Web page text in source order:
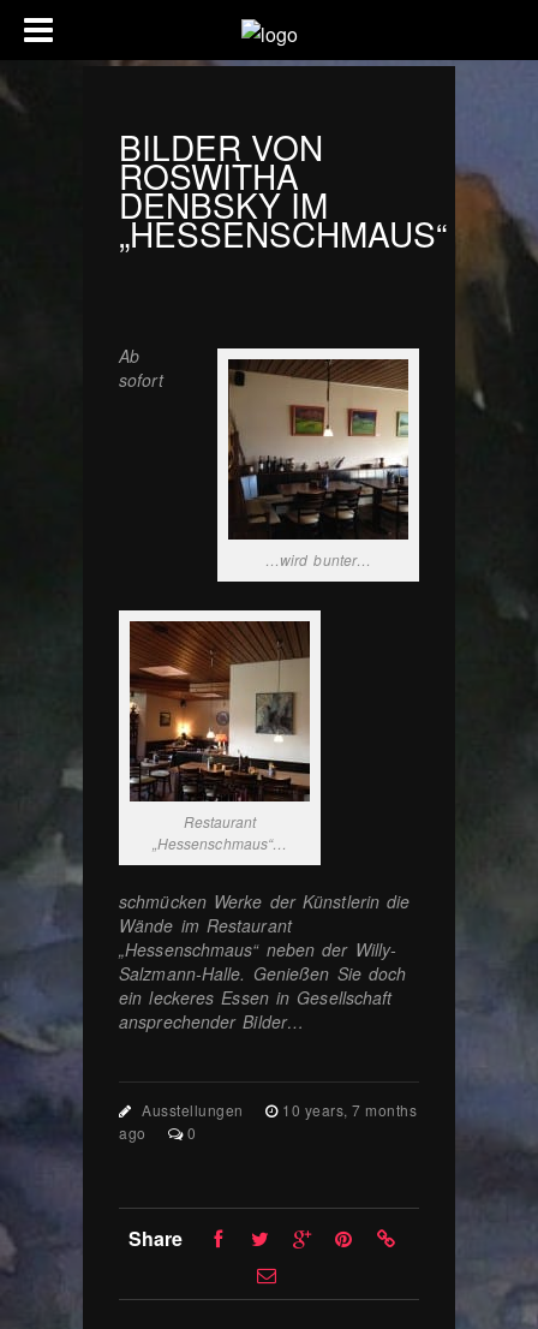
BILDER VON
ROSWITHA
DENBSKY IM
„HESSENSCHMAUS“
…wird bunter…
Restaurant
„Hessenschmaus“…
Ab
sofort
schmücken Werke der Künstlerin die
Wände im Restaurant
„Hessenschmaus“ neben der Willy-
Salzmann-Halle. Genießen Sie doch
ein leckeres Essen in Gesellschaft
ansprechender Bilder…
Ausstellungen
10 years, 7 months
ago
0
Share